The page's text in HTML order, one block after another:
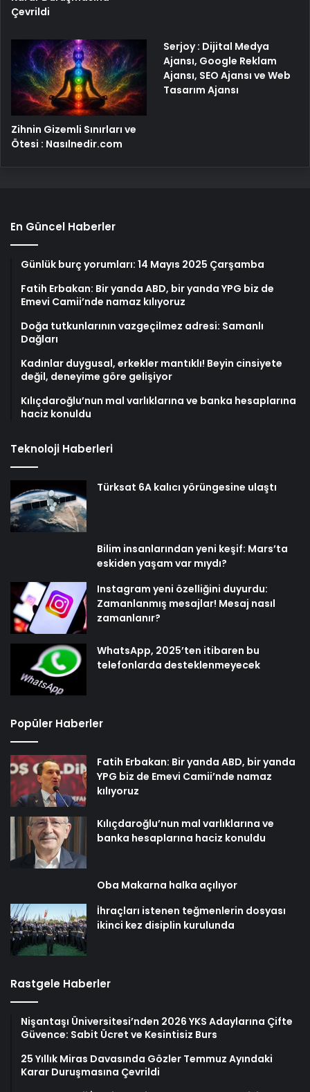
Çevrildi
Zihnin Gizemli Sınırları ve
Ötesi : Nasılnedir.com
Serjoy : Dijital Medya
Ajansı, Google Reklam
Ajansı, SEO Ajansı ve Web
Tasarım Ajansı
En Güncel Haberler
Günlük burç yorumları: 14 Mayıs 2025 Çarşamba
Fatih Erbakan: Bir yanda ABD, bir yanda YPG biz de
Emevi Camii’nde namaz kılıyoruz
Doğa tutkunlarının vazgeçilmez adresi: Samanlı
Dağları
Kadınlar duygusal, erkekler mantıklı! Beyin cinsiyete
değil, deneyime göre gelişiyor
Kılıçdaroğlu’nun mal varlıklarına ve banka hesaplarına
haciz konuldu
Teknoloji Haberleri
Türksat 6A kalıcı yörüngesine ulaştı
Bilim insanlarından yeni keşif: Mars’ta
eskiden yaşam var mıydı?
Instagram yeni özelliğini duyurdu:
Zamanlanmış mesajlar! Mesaj nasıl
zamanlanır?
WhatsApp, 2025’ten itibaren bu
telefonlarda desteklenmeyecek
Popüler Haberler
Fatih Erbakan: Bir yanda ABD, bir yanda
YPG biz de Emevi Camii’nde namaz
kılıyoruz
Kılıçdaroğlu’nun mal varlıklarına ve
banka hesaplarına haciz konuldu
Oba Makarna halka açılıyor
İhraçları istenen teğmenlerin dosyası
ikinci kez disiplin kurulunda
Rastgele Haberler
Nişantaşı Üniversitesi’nden 2026 YKS Adaylarına Çifte
Güvence: Sabit Ücret ve Kesintisiz Burs
25 Yıllık Miras Davasında Gözler Temmuz Ayındaki
Karar Duruşmasına Çevrildi